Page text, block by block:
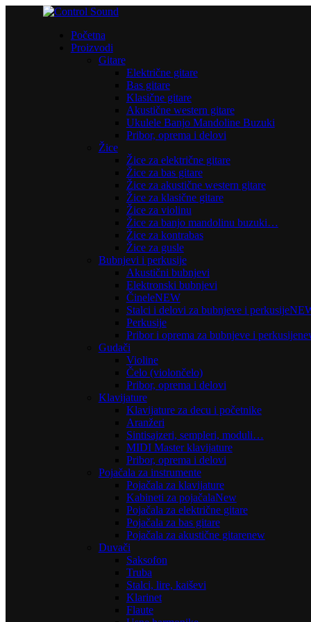
Početna
Proizvodi
Gitare
Električne gitare
Bas gitare
Klasične gitare
Akustične western gitare
Ukulele Banjo Mandoline Buzuki
Pribor, oprema i delovi
Žice
Žice za električne gitare
Žice za bas gitare
Žice za akustične western gitare
Žice za klasične gitare
Žice za violinu
Žice za banjo mandolinu buzuki…
Žice za kontrabas
Žice za gusle
Bubnjevi i perkusije
Akustični bubnjevi
Elektronski bubnjevi
ČineleNEW
Stalci i delovi za bubnjeve i perkusije
Perkusije
Pribor i oprema za bubnjeve i perkusije
Gudači
Violine
Čelo (violončelo)
Pribor, oprema i delovi
Klavijature
Klavijature za decu i početnike
Aranžeri
Sintisajzeri, sempleri, moduli…
MIDI Master klavijature
Pribor, oprema i delovi
Pojačala za instrumente
Pojačala za klavijature
Kabineti za pojačalaNew
Pojačala za električne gitare
Pojačala za bas gitare
Pojačala za akustične gitarenew
Duvači
Saksofon
Truba
Stalci, lire, kaiševi
Klarinet
Flaute